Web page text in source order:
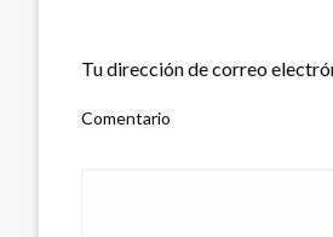
Tu dirección de correo
Comentario